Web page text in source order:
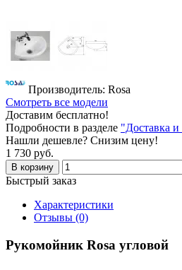
Производитель: Rosa
Смотреть все модели
Доставим бесплатно!
Подробности в разделе "Доставка и
Нашли дешевле? Снизим цену!
1 730 руб.
В корзину
Быстрый заказ
Характеристики
Отзывы (0)
Рукомойник Rosa угловой